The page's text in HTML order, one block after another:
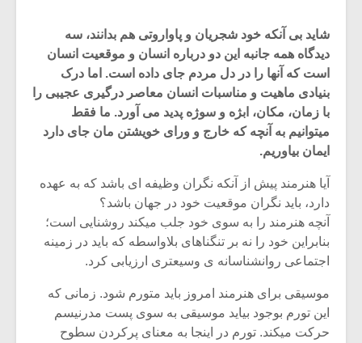
شاید بی آنکه خود شجریان و پاواروتی هم بدانند، سه
دیدگاه همه جانبه این دو درباره انسان و موقعیت انسان
است که آنها را در دل مردم جای داده است. اما درک
بنیادی ماهیت و مناسبات انسان معاصر درگیری عجیبی را
با زمان، مکان، اب‍ژه و سوژه پدید می آورد. ما فقط
میتوانیم به آنچه که خارج و ورای خویشتن مان جای دارد
ایمان بیاوریم.
آیا هنرمند پیش از آنکه نگران وظیفه ای باشد که به عهده
دارد، باید نگران موقعیت خود در جهان باشد؟
آنچه هنرمند را به سوی خود جلب میکند روشنایی است؛
بنابراین خود را نه بر تنگناهای بلاواسطه که باید در زمینه
اجتماعی روانشناسانه ی وسیعتری ارزیابی کرد.
موسیقی برای هنرمند امروز باید متورم شود. زمانی که
این تورم بوجود بیاید موسیقی به سوی پست مدرنیسم
حرکت میکند. تورم در اینجا به معنای پرکردن سطوح